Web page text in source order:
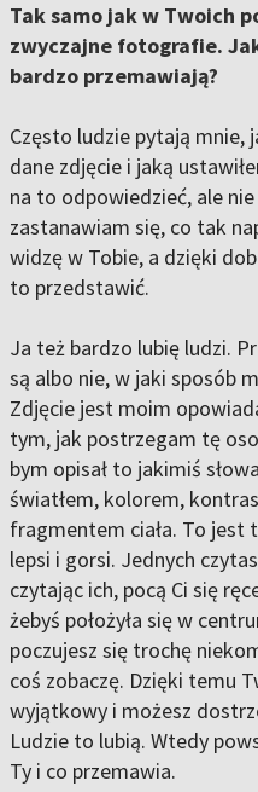
Tak samo jak w Twoich
zwyczajne fotografie.
bardzo przemawiają?
Często ludzie pytają mnie,
dane zdjęcie i jaką
na to odpowiedzieć, ale
zastanawiam się, co tak
widzę w Tobie, a dzięki
to przedstawić.
Ja też bardzo lubię ludzi.
są albo nie, w jaki sposób
Zdjęcie jest moim
tym, jak postrzegam tę
bym opisał to jakimiś
światłem, kolorem,
fragmentem ciała. To jest
lepsi i gorsi. Jednych
czytając ich, pocą Ci się
żebyś położyła się w
poczujesz się trochę
coś zobaczę. Dzięki temu
wyjątkowy i możesz
Ludzie to lubią. Wtedy
Ty i co przemawia.